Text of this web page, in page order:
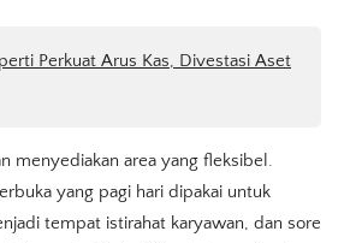
Perkuat Arus Kas, Divestasi Aset
menyediakan area yang fleksibel.
yang pagi hari dipakai untuk
tempat istirahat karyawan, dan sore